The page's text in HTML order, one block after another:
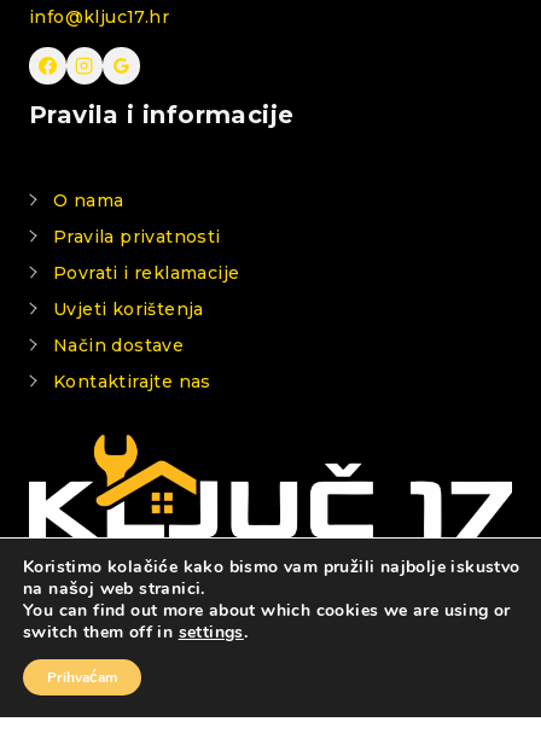
info@kljuc17.hr
Pravila i informacije
O nama
Pravila privatnosti
Povrati i reklamacije
Uvjeti korištenja
Način dostave
Kontaktirajte nas
© 2026 KLJUČ 17
Koristimo kolačiće kako bismo vam pružili najbolje iskustvo
na našoj web stranici.
You can find out more about which cookies we are using or
switch them off in settings.
Prihvaćam